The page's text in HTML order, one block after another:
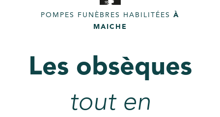
POMPES FUNÈBRES HABILITÉES À
MAICHE
Les obsèques
tout en